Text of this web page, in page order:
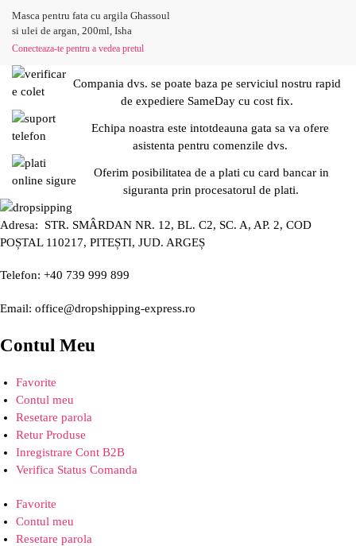
Masca pentru fata cu argila Ghassoul
si ulei de argan, 200ml, Isha
Conecteaza-te pentru a vedea pretul
Compania dvs. se poate baza pe serviciul nostru rapid
de expediere SameDay cu cost fix.
Echipa noastra este intotdeauna gata sa va ofere
asistenta pentru comenzile dvs.
Oferim posibilitatea de a plati cu card bancar in
siguranta prin procesatorul de plati.
Adresa: STR. SMÂRDAN NR. 12, BL. C2, SC. A, AP. 2, COD
POȘTAL 110217, PITEȘTI, JUD. ARGEȘ
Telefon: +40 739 999 899
Email: office@dropshipping-express.ro
Contul Meu
Favorite
Contul meu
Resetare parola
Retur Produse
Inregistrare Cont B2B
Verifica Status Comanda
Favorite
Contul meu
Resetare parola